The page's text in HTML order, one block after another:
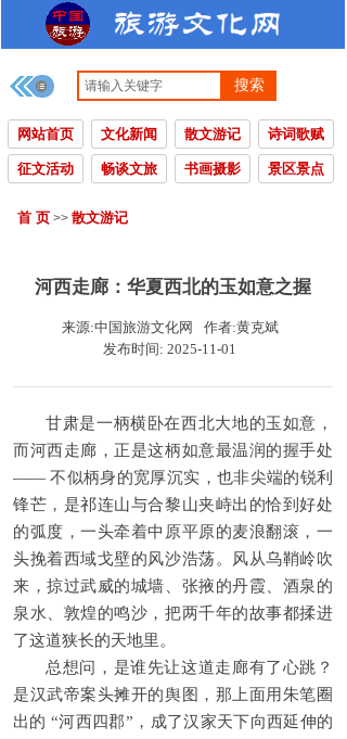
搜索
网站首页 文化新闻 散文游记 诗词歌赋
征文活动 畅谈文旅 书画摄影 景区景点
首 页 >> 散文游记
河西走廊：华夏西北的玉如意之握
来源:中国旅游文化网 作者:黄克斌
发布时间: 2025-11-01
甘肃是一柄横卧在西北大地的玉如意，
而河西走廊，正是这柄如意最温润的握手处
—— 不似柄身的宽厚沉实，也非尖端的锐利
锋芒，是祁连山与合黎山夹峙出的恰到好处
的弧度，一头牵着中原平原的麦浪翻滚，一
头挽着西域戈壁的风沙浩荡。风从乌鞘岭吹
来，掠过武威的城墙、张掖的丹霞、酒泉的
泉水、敦煌的鸣沙，把两千年的故事都揉进
了这道狭长的天地里。
总想问，是谁先让这道走廊有了心跳？
是汉武帝案头摊开的舆图，那上面用朱笔圈
出的 “河西四郡”，成了汉家天下向西延伸的